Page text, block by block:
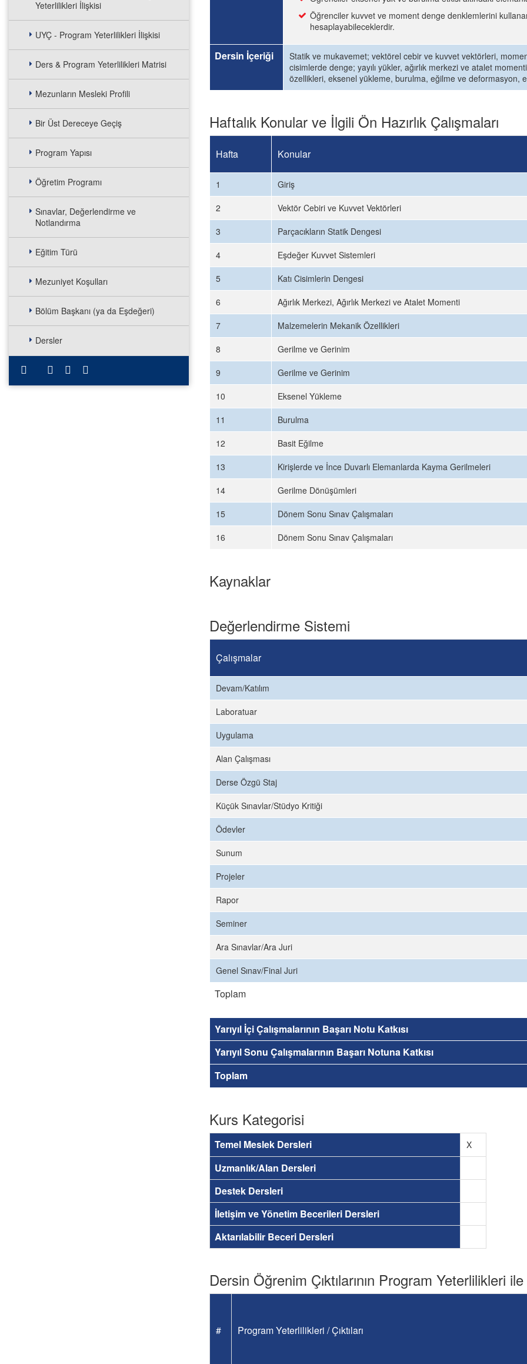
Yeterlilikleri İlişkisi
UYÇ - Program Yeterlilikleri İlişkisi
Ders & Program Yeterlilikleri Matrisi
Mezunların Mesleki Profili
Bir Üst Dereceye Geçiş
Program Yapısı
Öğretim Programı
Sınavlar, Değerlendirme ve
Notlandırma
Eğitim Türü
Mezuniyet Koşulları
Bölüm Başkanı (ya da Eşdeğeri)
Dersler
Öğrenciler kuvvet ve moment denge denklemlerini
hesaplayabileceklerdir.
Dersin İçeriği
Statik ve mukavemet; vektörel cebir ve kuvvet vektörleri,
cisimlerde denge; yayılı yükler, ağırlık merkezi ve atalet
özellikleri, eksenel yükleme, burulma, eğilme ve deformasyon,
Haftalık Konular ve İlgili Ön Hazırlık Çalışmaları
Hafta Konular
1
Giriş
2
Vektör Cebiri ve Kuvvet Vektörleri
3
Parçacıkların Statik Dengesi
4
Eşdeğer Kuvvet Sistemleri
5
Katı Cisimlerin Dengesi
6
Ağırlık Merkezi, Ağırlık Merkezi ve Atalet Momenti
7
Malzemelerin Mekanik Özellikleri
8
Gerilme ve Gerinim
9
Gerilme ve Gerinim
10
Eksenel Yükleme
11
Burulma
12
Basit Eğilme
13
Kirişlerde ve İnce Duvarlı Elemanlarda Kayma Gerilmeleri
14
Gerilme Dönüşümleri
15
Dönem Sonu Sınav Çalışmaları
16
Dönem Sonu Sınav Çalışmaları
Kaynaklar
Değerlendirme Sistemi
Çalışmalar
Devam/Katılım
Laboratuar
Uygulama
Alan Çalışması
Derse Özgü Staj
Küçük Sınavlar/Stüdyo Kritiği
Ödevler
Sunum
Projeler
Rapor
Seminer
Ara Sınavlar/Ara Juri
Genel Sınav/Final Juri
Toplam
Yarıyıl İçi Çalışmalarının Başarı Notu Katkısı
Yarıyıl Sonu Çalışmalarının Başarı Notuna Katkısı
Toplam
Kurs Kategorisi
Temel Meslek Dersleri X
Uzmanlık/Alan Dersleri
Destek Dersleri
İletişim ve Yönetim Becerileri Dersleri
Aktarılabilir Beceri Dersleri
Dersin Öğrenim Çıktılarının Program Yeterlilikleri
# Program Yeterlilikleri / Çıktıları